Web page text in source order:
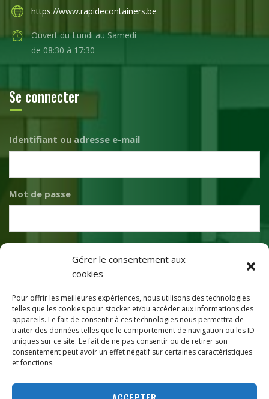
Gérer le consentement aux
cookies
Pour offrir les meilleures expériences, nous utilisons des technologies
telles que les cookies pour stocker et/ou accéder aux informations des
appareils. Le fait de consentir à ces technologies nous permettra de
traiter des données telles que le comportement de navigation ou les ID
uniques sur ce site. Le fait de ne pas consentir ou de retirer son
consentement peut avoir un effet négatif sur certaines caractéristiques
et fonctions.
https://www.rapidecontainers.be
Ouvert du Lundi au Samedi
de 08:30 à 17:30
Se connecter
Identifiant ou adresse e-mail
Mot de passe
SE CONNECTER
Mot de passe oublié ?